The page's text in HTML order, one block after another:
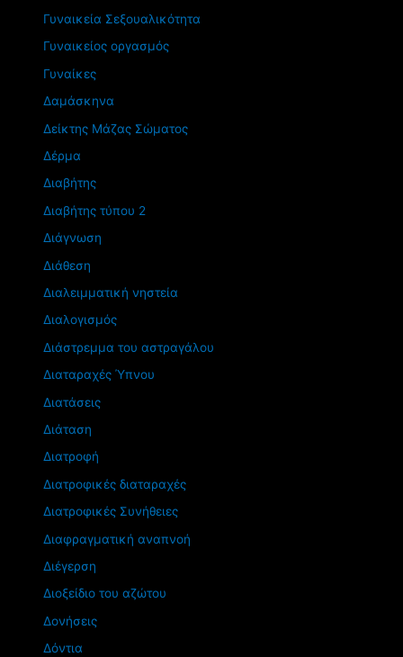
Γυναικεία Σεξουαλικότητα
Γυναικείος οργασμός
Γυναίκες
Δαμάσκηνα
Δείκτης Μάζας Σώματος
Δέρμα
Διαβήτης
Διαβήτης τύπου 2
Διάγνωση
Διάθεση
Διαλειμματική νηστεία
Διαλογισμός
Διάστρεμμα του αστραγάλου
Διαταραχές Ύπνου
Διατάσεις
Διάταση
Διατροφή
Διατροφικές διαταραχές
Διατροφικές Συνήθειες
Διαφραγματική αναπνοή
Διέγερση
Διοξείδιο του αζώτου
Δονήσεις
Δόντια